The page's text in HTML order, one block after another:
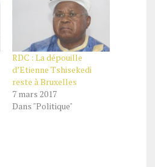
RDC : La dépouille
d’Etienne Tshisekedi
reste à Bruxelles
7 mars 2017
Dans "Politique"